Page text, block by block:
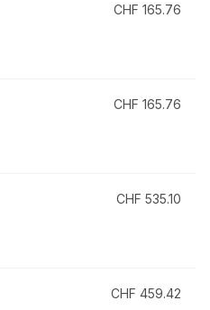
CHF 165.76
CHF 165.76
CHF 535.10
CHF 459.42